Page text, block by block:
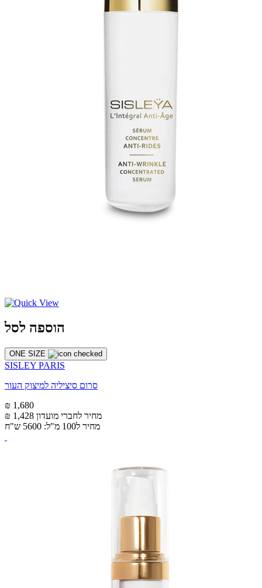
הוספה לסל
ONE SIZE
SISLEY PARIS
סרום סיציליה למיצוק העור
₪ 1,680
₪ 1,428 מחיר לחברי מועדון
מחיר ל100 מ"ל: 5600 ש"ח